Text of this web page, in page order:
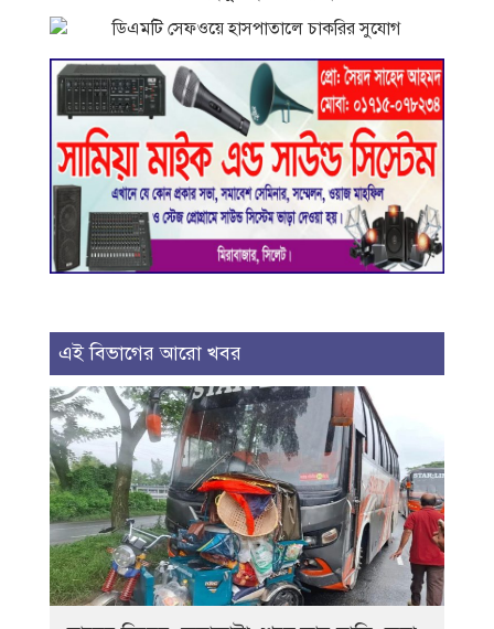
এই বিভাগের আরো খবর